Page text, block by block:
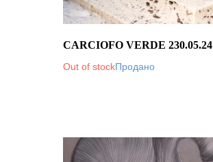
CARCIOFO VERDE 230.05.24
Out of stock